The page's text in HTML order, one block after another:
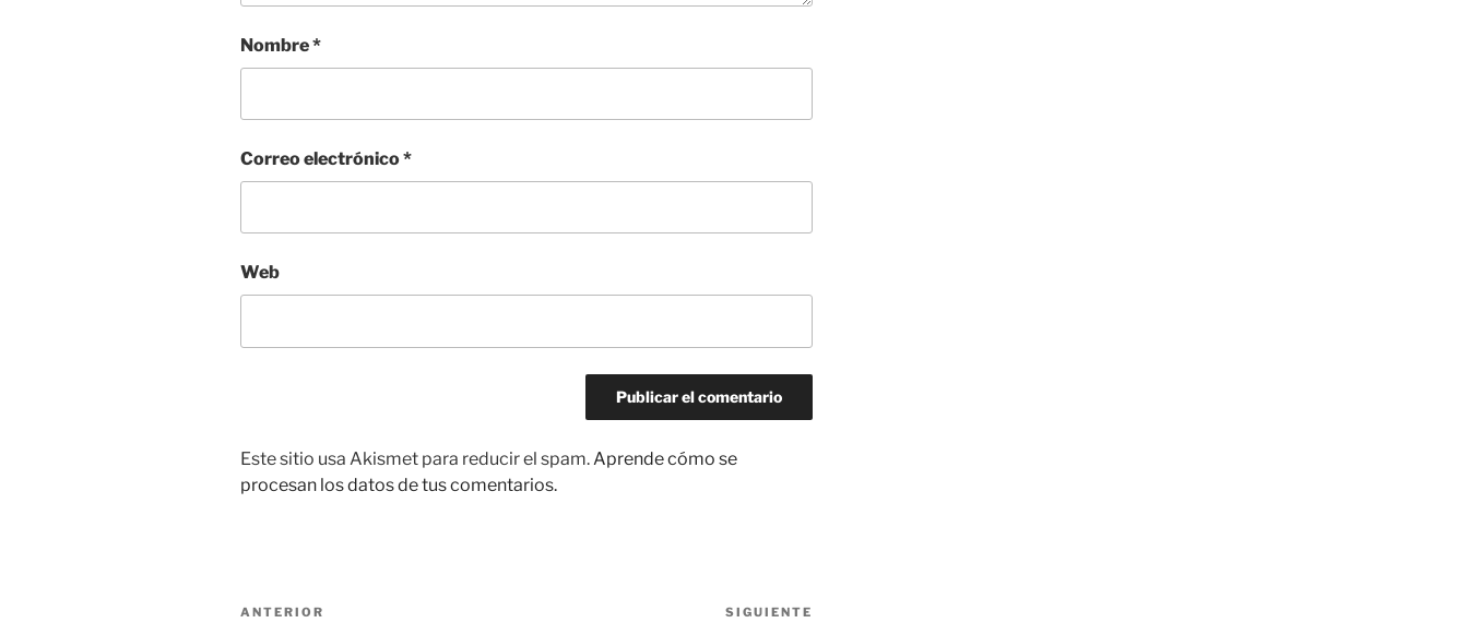
Nombre*
Correo electrónico*
Web
Este sitio usa Akismet para reducir el spam. Aprende cómo se
procesan los datos de tus comentarios.
Navegación
Entrada
ANTERIOR SIGUIENTE